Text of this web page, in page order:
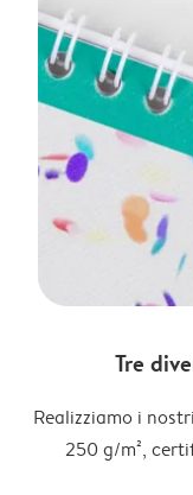
Tre
Realizziamo i
250 g/m²,